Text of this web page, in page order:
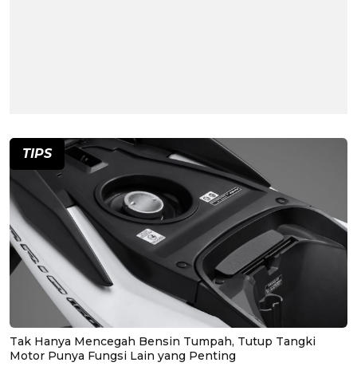
TIPS
Tak Hanya Mencegah Bensin Tumpah, Tutup Tangki
Motor Punya Fungsi Lain yang Penting